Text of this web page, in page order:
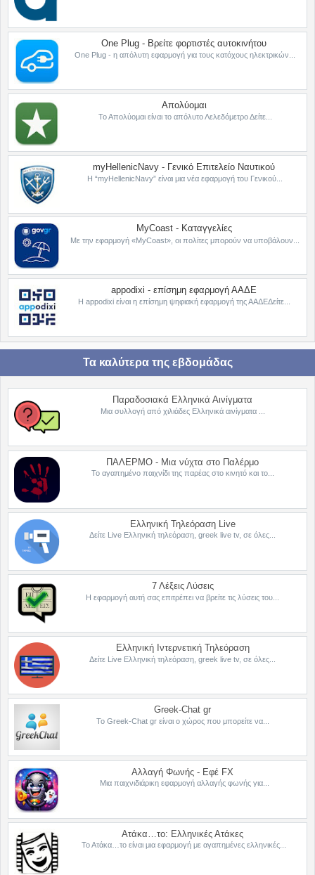
One Plug - Βρείτε φορτιστές αυτοκινήτου
One Plug - η απόλυτη εφαρμογή για τους κατόχους ηλεκτρικών...
Απολύομαι
Το Απολύομαι είναι το απόλυτο Λελεδόμετρο Δείτε...
myHellenicNavy - Γενικό Επιτελείο Ναυτικού
Η “myHellenicNavy” είναι μια νέα εφαρμογή του Γενικού...
MyCoast - Καταγγελίες
Με την εφαρμογή «MyCoast», οι πολίτες μπορούν να υποβάλουν...
appodixi - επίσημη εφαρμογή ΑΑΔΕ
Η appodixi είναι η επίσημη ψηφιακή εφαρμογή της ΑΑΔΕΔείτε...
Τα καλύτερα της εβδομάδας
Παραδοσιακά Ελληνικά Αινίγματα
Μια συλλογή από χιλιάδες Ελληνικά αινίγματα ...
ΠΑΛΕΡΜΟ - Μια νύχτα στο Παλέρμο
Το αγαπημένο παιχνίδι της παρέας στο κινητό και το...
Ελληνική Τηλεόραση Live
Δείτε Live Ελληνική τηλεόραση, greek live tv, σε όλες...
7 Λέξεις Λύσεις
Η εφαρμογή αυτή σας επιτρέπει να βρείτε τις λύσεις του...
Ελληνική Ιντερνετική Τηλεόραση
Δείτε Live Ελληνική τηλεόραση, greek live tv, σε όλες...
Greek-Chat gr
Το Greek-Chat gr είναι ο χώρος που μπορείτε να...
Αλλαγή Φωνής - Εφέ FX
Μια παιχνιδιάρικη εφαρμογή αλλαγής φωνής για...
Ατάκα…το: Ελληνικές Ατάκες
Το Ατάκα…το είναι μια εφαρμογή με αγαπημένες ελληνικές...